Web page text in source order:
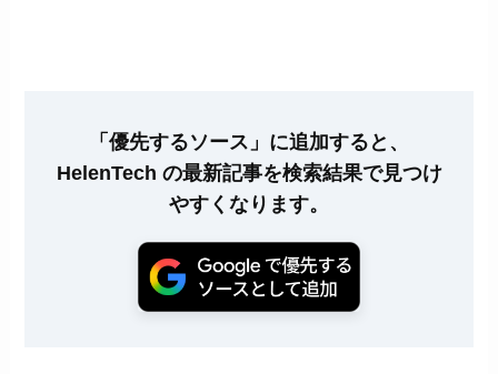
「優先するソース」に追加すると、
HelenTech の最新記事を検索結果で見つけ
やすくなります。